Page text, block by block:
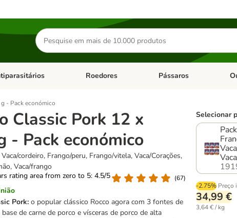
Pesquisar
produtos
menu de categoria: Dieta Vet.Abrir menu de categoria: Antiparasitários
Roedores Abrir menu de categoria:
Pássaros
- Pack económico
Classic Pork 12 x
- Pack económico
cordeiro, Frango/peru, Frango/vitela, Vaca/Corações,
Vaca/frango
rating area from zero to 5: 4.5/5
(67)
Pork: o popular clássico Rocco agora com 3 fontes de
de carne de porco e vísceras de porco de alta
Selecionar
-2.75% Preço
34,99 €
3,64 € / kg